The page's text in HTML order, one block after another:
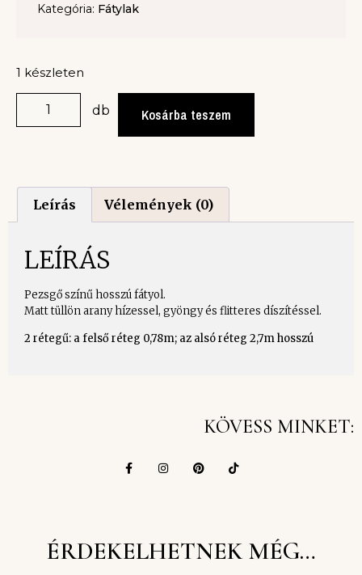
Kategória: Fátylak
1 készleten
db Kosárba teszem
Leírás Vélemények (0)
LEÍRÁS
Pezsgő színű hosszú fátyol.
Matt tüllön arany hízessel, gyöngy és flitteres díszítéssel.
2 rétegű: a felső réteg 0,78m; az alsó réteg 2,7m hosszú
KÖVESS MINKET:
ÉRDEKELHETNEK MÉG…